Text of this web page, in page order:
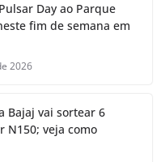
Day ao Parque
fim de semana em
2026
Bajaj vai sortear 6
N150; veja como